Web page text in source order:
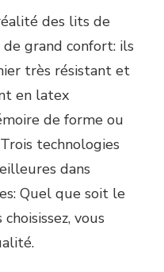
des lits de
grand confort: ils
très résistant et
en latex
de forme ou
technologies
dans
Quel que soit le
vous